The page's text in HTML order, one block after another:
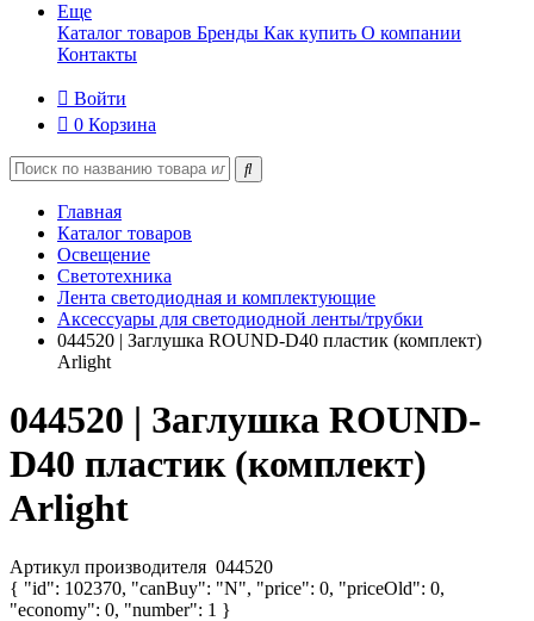
Еще
Каталог товаров Бренды Как купить О компании
Контакты
Войти
0 Корзина
Главная
Каталог товаров
Освещение
Светотехника
Лента светодиодная и комплектующие
Аксессуары для светодиодной ленты/трубки
044520 | Заглушка ROUND-D40 пластик (комплект)
Arlight
044520 | Заглушка ROUND-
D40 пластик (комплект)
Arlight
Артикул производителя 044520
{ "id": 102370, "canBuy": "N", "price": 0, "priceOld": 0,
"economy": 0, "number": 1 }